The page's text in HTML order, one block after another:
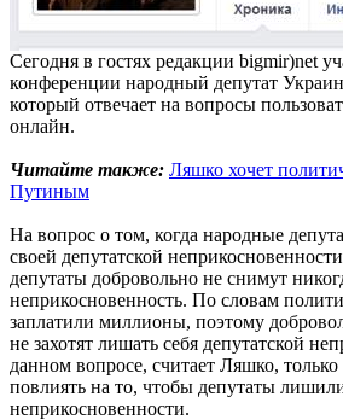
Сегодня в гостях редакции bigmir)net
конференции народный депутат
который отвечает на вопросы
онлайн.
Читайте также: Ляшко хочет
Путиным
На вопрос о том, когда народные
своей депутатской
депутаты добровольно не снимут
неприкосновенность. По словам
заплатили миллионы, поэтому
не захотят лишать себя депутатской
данном вопросе, считает Ляшко,
повлиять на то, чтобы депутаты
неприкосновенности.